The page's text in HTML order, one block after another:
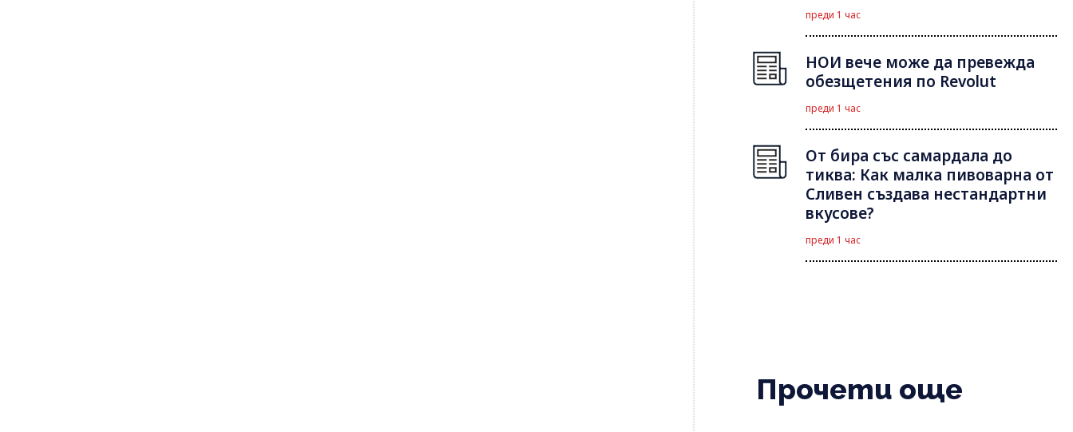
преди 1 час
НОИ вече може да превежда
обезщетения по Revolut
преди 1 час
От бира със самардала до
тиква: Как малка пивоварна от
Сливен създава нестандартни
вкусове?
преди 1 час
Прочети още